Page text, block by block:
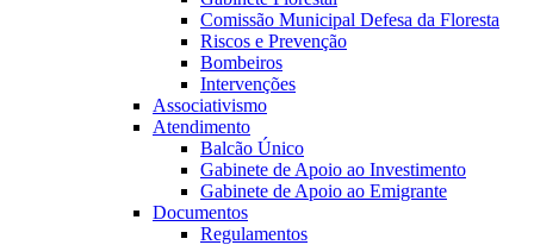
Comissão Municipal Defesa da Floresta
Riscos e Prevenção
Bombeiros
Intervenções
Associativismo
Atendimento
Balcão Único
Gabinete de Apoio ao Investimento
Gabinete de Apoio ao Emigrante
Documentos
Regulamentos